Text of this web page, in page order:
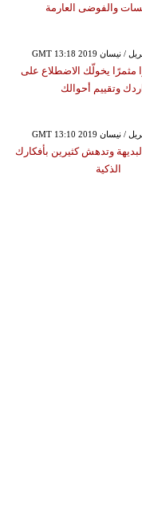
والفوضى العارمة
مثمرًا يخولّك الاضطلاع على
وتقييم أحوالك
وتدهش كثيرين بأفكارك
الذكية